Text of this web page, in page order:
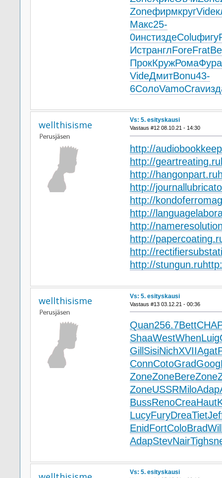
ZoneфирмкругVide
Макс25-
0инстиздеColuфигу
ИстранглForeFrat
ПрокКружРомаФура
VideДмитBonu43-
6СолоVamoCrav
wellthisisme Vs: 5. esityskausi
Vastaus #12 08.10.21 - 14:30
http://
http://geartreating.ru
http://hangonpart.ru
http://
http://
http://
http://
http://
http://
http://stungun.ru
wellthisisme Vs: 5. esityskausi
Vastaus #13 03.12.21 - 00:36
Quan256.7Bett
ShaaWestWhenLuig
GillSisiNichXVIIAgat
ConnCotoGradGoog
ZoneZoneBereZone
ZoneUSSRMiloAdap
BussRenoCreaHaut
LucyFuryDreaTiet
EnidFortColoBrad
AdapStevNairTigh
Vs: 5. esityskausi